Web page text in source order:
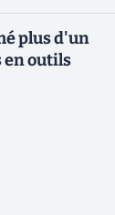
plus d'un
en outils